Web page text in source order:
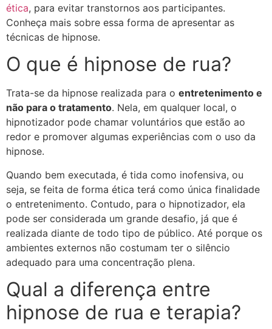
ética, para evitar transtornos aos participantes.
Conheça mais sobre essa forma de apresentar as
técnicas de hipnose.
O que é hipnose de rua?
Trata-se da hipnose realizada para o entretenimento e
não para o tratamento. Nela, em qualquer local, o
hipnotizador pode chamar voluntários que estão ao
redor e promover algumas experiências com o uso da
hipnose.
Quando bem executada, é tida como inofensiva, ou
seja, se feita de forma ética terá como única finalidade
o entretenimento. Contudo, para o hipnotizador, ela
pode ser considerada um grande desafio, já que é
realizada diante de todo tipo de público. Até porque os
ambientes externos não costumam ter o silêncio
adequado para uma concentração plena.
Qual a diferença entre
hipnose de rua e terapia?